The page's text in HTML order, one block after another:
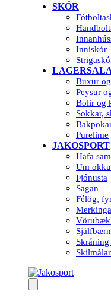
SKÓR
Inniskór
Buxur
Peysur
Bolir og
Sokkar,
Purelime
JAKOSPORT
Hafa
Um
Þjónusta
Sagan
Félög,
Skráning
Skilmálar